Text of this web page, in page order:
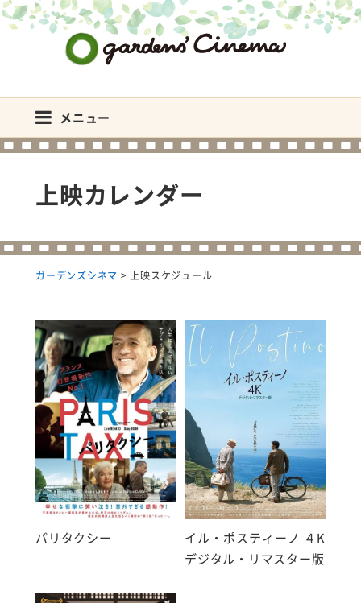
メニュー
上映カレンダー
ガーデンズシネマ >上映スケジュール
パリタクシー
イル・ポスティーノ ４K
デジタル・リマスター版